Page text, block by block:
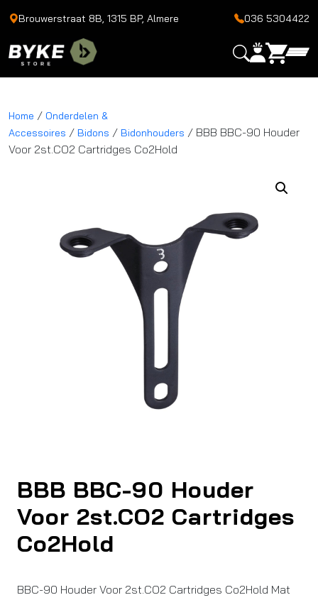
Brouwerstraat 8B, 1315 BP, Almere 036 5304422
Home / Onderdelen &
Accessoires / Bidons / Bidonhouders / BBB BBC-90 Houder
Voor 2st.CO2 Cartridges Co2Hold
BBB BBC-90 Houder
Voor 2st.CO2 Cartridges
Co2Hold
BBC-90 Houder Voor 2st.CO2 Cartridges Co2Hold Mat